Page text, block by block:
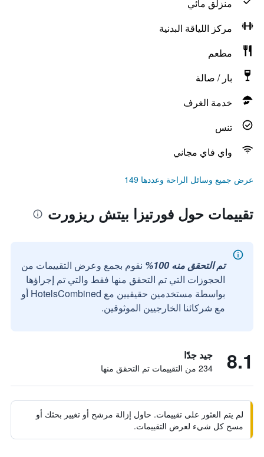
منزلق مائي
مركز اللياقة البدنية
مطعم
بار / صالة
خدمة الغرف
تنس
واي فاي مجاني
عرض جميع وسائل الراحة وعددها 149
تقييمات حول فورتيزا بيتش ريزورت
تم التحقق منه 100%
نقوم بجمع وعرض التقييمات من
الحجوزات التي تم التحقق منها فقط والتي تم إجراؤها
بواسطة مستخدمين حقيقيين مع HotelsCombined أو
مع شركائنا الخارجيين الموثوقين.
8.1 جيد جدًا
234 من التقييمات تم التحقق منها
لم يتم العثور على تقييمات. حاول إزالة مرشح أو تغيير بحثك أو
مسح كل شيء لعرض التقييمات.